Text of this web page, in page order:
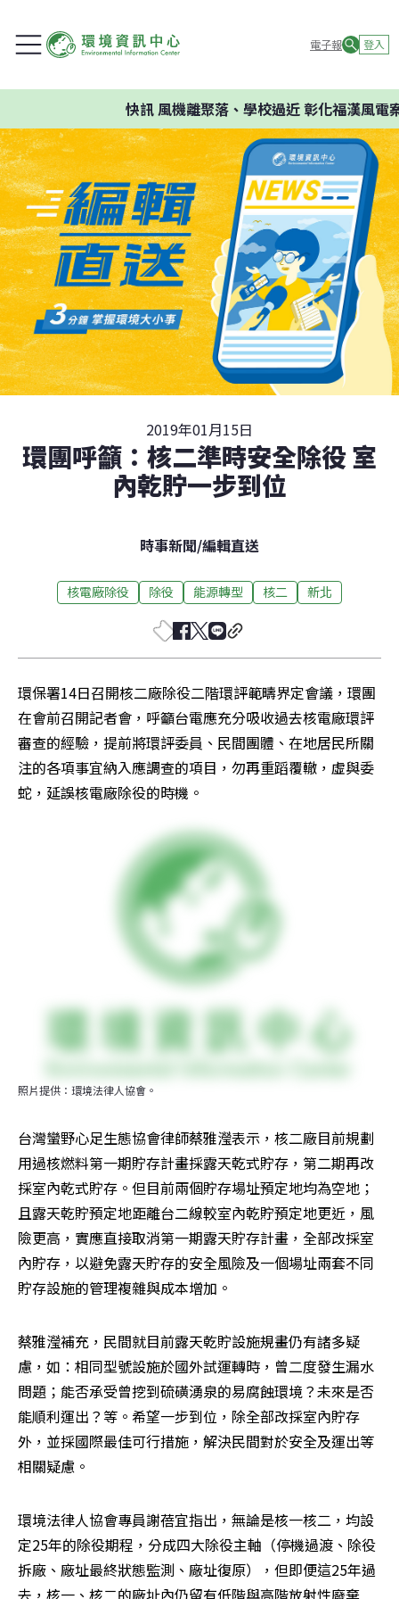
電子報 登入
快訊風機離聚落、學校過近 彰化福漢風電案
2019年01月15日
環團呼籲：核二準時安全除役 室
內乾貯一步到位
時事新聞/編輯直送
核電廠除役 除役 能源轉型 核二 新北
環保署14日召開核二廠除役二階環評範疇界定會議，環團
在會前召開記者會，呼籲台電應充分吸收過去核電廠環評
審查的經驗，提前將環評委員、民間團體、在地居民所關
注的各項事宜納入應調查的項目，勿再重蹈覆轍，虛與委
蛇，延誤核電廠除役的時機。
照片提供：環境法律人協會。
台灣蠻野心足生態協會律師蔡雅瀅表示，核二廠目前規劃
用過核燃料第一期貯存計畫採露天乾式貯存，第二期再改
採室內乾式貯存。但目前兩個貯存場址預定地均為空地；
且露天乾貯預定地距離台二線較室內乾貯預定地更近，風
險更高，實應直接取消第一期露天貯存計畫，全部改採室
內貯存，以避免露天貯存的安全風險及一個場址兩套不同
貯存設施的管理複雜與成本增加。
蔡雅瀅補充，民間就目前露天乾貯設施規畫仍有諸多疑
慮，如：相同型號設施於國外試運轉時，曾二度發生漏水
問題；能否承受曾挖到硫磺湧泉的易腐蝕環境？未來是否
能順利運出？等。希望一步到位，除全部改採室內貯存
外，並採國際最佳可行措施，解決民間對於安全及運出等
相關疑慮。
環境法律人協會專員謝蓓宜指出，無論是核一核二，均設
定25年的除役期程，分成四大除役主軸（停機過渡、除役
拆廠、廠址最終狀態監測、廠址復原），但即便這25年過
去，核一、核二的廠址內仍留有低階與高階放射性廢棄